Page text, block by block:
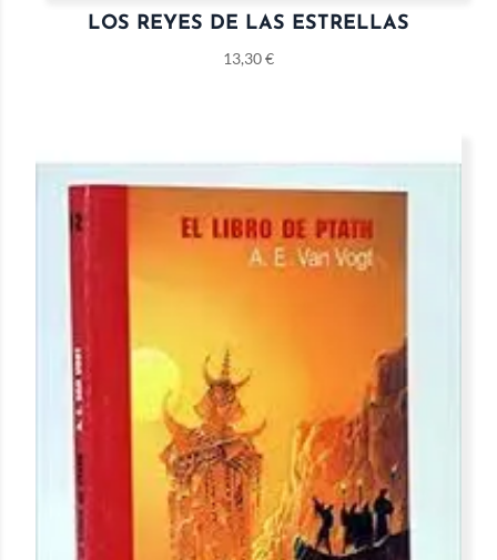
LOS REYES DE LAS ESTRELLAS
13,30€